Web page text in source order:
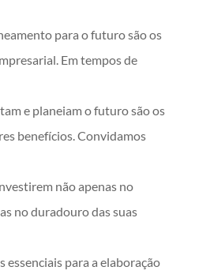
para o futuro são os
Em tempos de
e planeiam o futuro são os
benefícios. Convidamos
não apenas no
no duradouro das suas
essenciais para a elaboração